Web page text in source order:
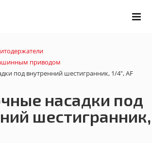
приводом
под внутренний шестигранник, 1/4", AF
насадки под
шестигранник,